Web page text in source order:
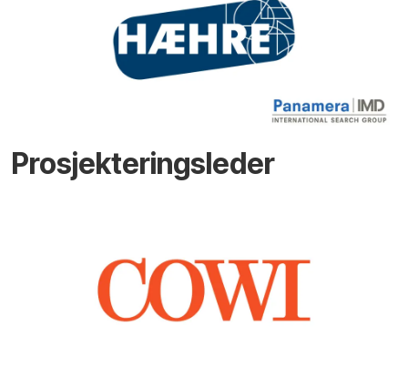
Prosjekteringsleder